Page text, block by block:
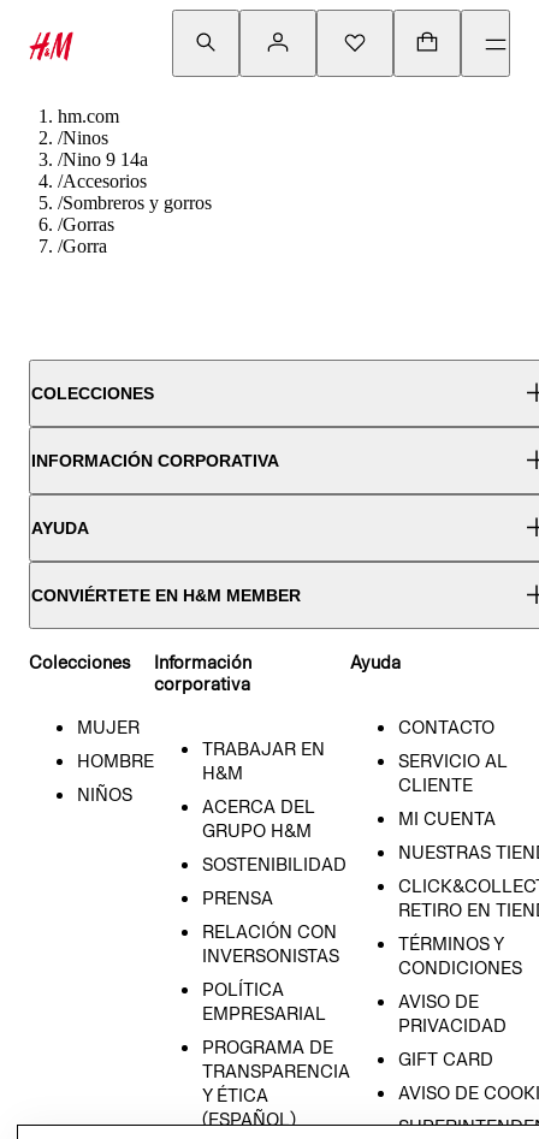
hm.com
/Ninos
/Nino 9 14a
/Accesorios
/Sombreros y gorros
/Gorras
/Gorra
COLECCIONES
INFORMACIÓN CORPORATIVA
AYUDA
CONVIÉRTETE EN H&M MEMBER
Colecciones
MUJER
HOMBRE
NIÑOS
Información
corporativa
TRABAJAR EN
H&M
ACERCA DEL
GRUPO H&M
SOSTENIBILIDAD
PRENSA
RELACIÓN CON
INVERSONISTAS
POLÍTICA
EMPRESARIAL
PROGRAMA DE
TRANSPARENCIA
Y ÉTICA
(ESPAÑOL)
Ayuda
CONTACTO
SERVICIO AL
CLIENTE
MI CUENTA
NUESTRAS
RETIRO EN
TÉRMINOS Y
CONDICIONES
AVISO DE
PRIVACIDAD
GIFT CARD
AVISO DE